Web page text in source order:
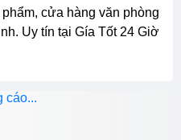
Uy tín tại Gía Tốt 24 Giờ